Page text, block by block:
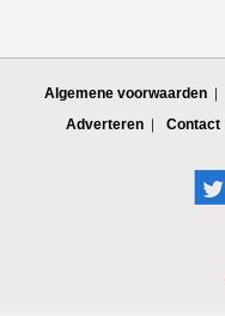
Algemene voorwaarden
Adverteren
Contact